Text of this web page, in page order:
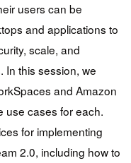
users can be
and applications to
scale, and
In this session, we
and Amazon
use cases for each.
for implementing
2.0, including how to